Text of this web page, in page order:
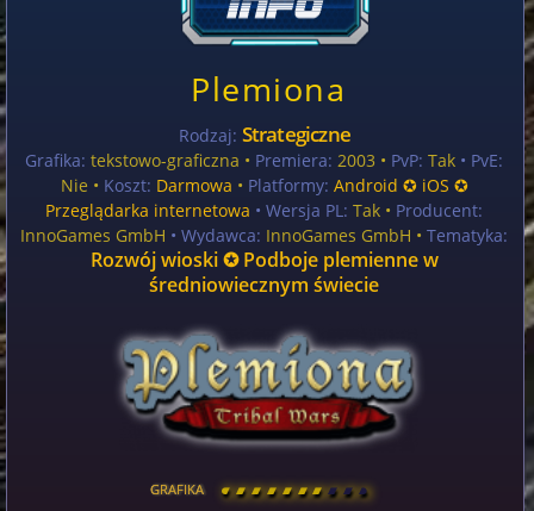
Plemiona
Rodzaj: Strategiczne
Grafika: tekstowo-graficzna • Premiera: 2003 • PvP: Tak • PvE:
Nie • Koszt: Darmowa • Platformy: Android ✪ iOS ✪
Przeglądarka internetowa • Wersja PL: Tak • Producent:
InnoGames GmbH • Wydawca: InnoGames GmbH •Tematyka:
Rozwój wioski ✪ Podboje plemienne w
średniowiecznym świecie
GRAFIKA [ \ \ \ \ \ \ \ \ ]